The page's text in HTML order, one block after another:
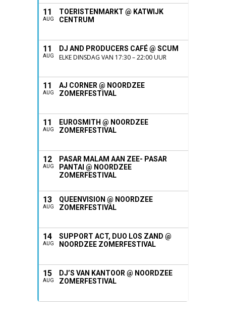
11
AUG
TOERISTENMARKT @ KATWIJK
CENTRUM
11
AUG
DJ AND PRODUCERS CAFÉ @ SCUM
ELKE DINSDAG VAN 17:30 – 22:00 UUR
11
AUG
AJ CORNER @ NOORDZEE
ZOMERFESTIVAL
11
AUG
EUROSMITH @ NOORDZEE
ZOMERFESTIVAL
12
AUG
PASAR MALAM AAN ZEE- PASAR
PANTAI @ NOORDZEE
ZOMERFESTIVAL
13
AUG
QUEENVISION @ NOORDZEE
ZOMERFESTIVAL
14
AUG
SUPPORT ACT, DUO LOS ZAND @
NOORDZEE ZOMERFESTIVAL
15
AUG
DJ’S VAN KANTOOR @ NOORDZEE
ZOMERFESTIVAL